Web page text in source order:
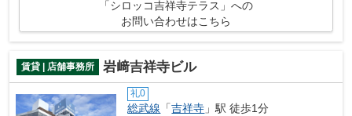
「シロッコ吉祥寺テラス」への
お問い合わせはこちら
賃貸 | 店舗事務所 岩﨑吉祥寺ビル
礼0
総武線 「吉祥寺 」駅 徒歩1分